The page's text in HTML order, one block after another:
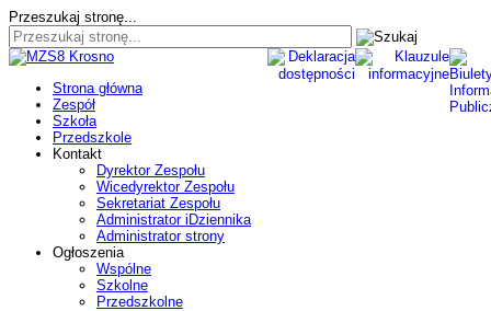
Przeszukaj stronę...
Strona główna
Zespół
Szkoła
Przedszkole
Kontakt
Dyrektor Zespołu
Wicedyrektor Zespołu
Sekretariat Zespołu
Administrator iDziennika
Administrator strony
Ogłoszenia
Wspólne
Szkolne
Przedszkolne